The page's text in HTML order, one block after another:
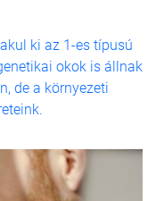
ki az 1-es típusú
okok is állnak
de a környezeti